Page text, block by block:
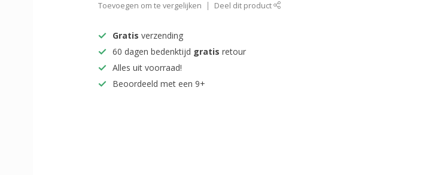
Toevoegen om te vergelijken Deel dit product
Gratis verzending
60 dagen bedenktijd gratis retour
Alles uit voorraad!
Beoordeeld met een 9+